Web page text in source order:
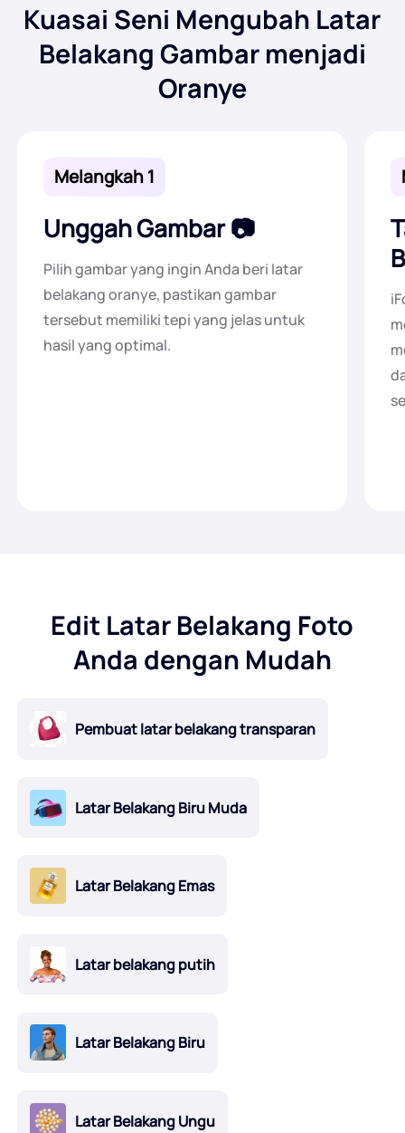
Kuasai Seni Mengubah Latar
Belakang Gambar menjadi
Oranye
Melangkah 1
Unggah Gambar
Pilih gambar yang ingin Anda beri latar
belakang oranye, pastikan gambar
tersebut memiliki tepi yang jelas untuk
hasil yang optimal.
Edit Latar Belakang Foto
Anda dengan Mudah
Pembuat latar belakang transparan
Latar Belakang Biru Muda
Latar Belakang Emas
Latar belakang putih
Latar Belakang Biru
Latar Belakang Ungu